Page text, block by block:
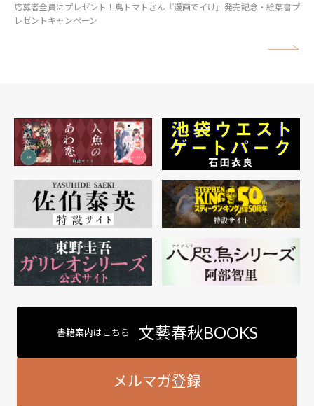
応募者全員にプレゼント！鳥トマトさん『漫画でイけ』発売記念・絵葉書プ
レゼントキャンペーン
書籍案内はこちら 文藝春秋BOOKS
メルマガ登録